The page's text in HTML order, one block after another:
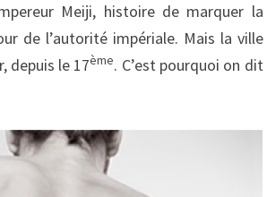
Meiji, histoire de marquer la
de l’autorité impériale. Mais la ville
depuis le 17ème. C’est pourquoi on dit